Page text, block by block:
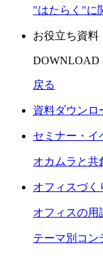
"はたらく"に
お役立ち資料
DOWNLOAD
戻る
資料ダウンロ
セミナー・イ
オカムラと共
オフィスづく
オフィスの用
テーマ別コン